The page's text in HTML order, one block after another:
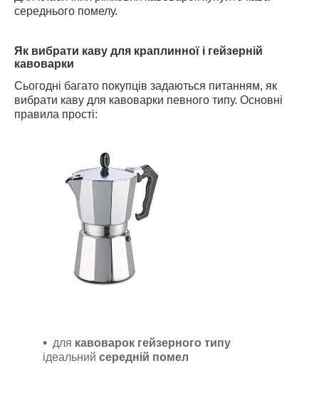
середнього помелу.
Як вибрати каву для краплинної і гейзерній
кавоварки
Сьогодні багато покупців задаються питанням, як
вибрати каву для кавоварки певного типу. Основні
правила прості:
для кавоварок гейзерного типу
ідеальний середній помел